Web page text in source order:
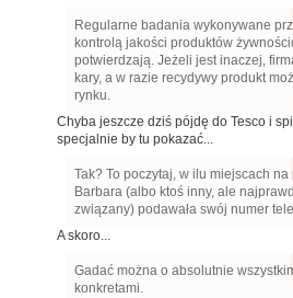
Regularne badania wykonywane
kontrolą jakości produktów
potwierdzają. Jeżeli jest inaczej,
kary, a w razie recydywy produkt
rynku.
Chyba jeszcze dziś pójdę do Tesco i
specjalnie by tu pokazać...
Tak? To poczytaj, w ilu miejscach
Barbara (albo ktoś inny, ale
związany) podawała swój numer
A skoro...
Gadać można o absolutnie
konkretami.